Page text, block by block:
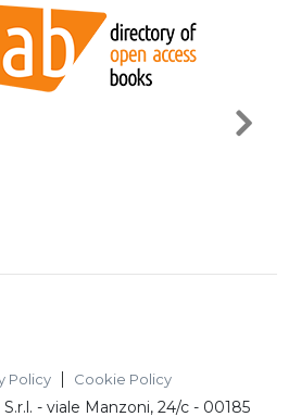
Policy Cookie Policy
-viale Manzoni, 24/c - 00185